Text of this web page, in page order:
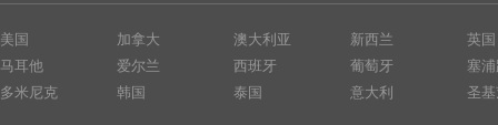
美国
马耳他
多米尼克
加拿大
爱尔兰
韩国
澳大利亚
西班牙
泰国
新西兰
葡萄牙
意大利
英国
塞
圣